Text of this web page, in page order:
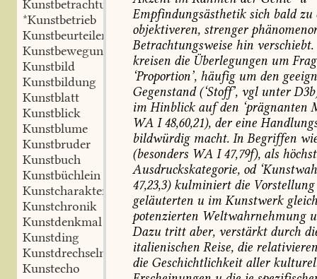
Kunstbetrachtung
*Kunstbetrieb
Kunstbeurteiler
Kunstbewegung
Kunstbild
Kunstbildung
Kunstblatt
Kunstblick
Kunstblume
Kunstbruder
Kunstbuch
Kunstbüchlein
Kunstcharakter
Kunstchronik
Kunstdenkmal
Kunstding
Kunstdrechseln
Kunstecho
Empfindungsästhetiksich baldzu
objektiveren, strenger
Betrachtungsweise hin verschiebt.
kreisen die Überlegungen um
‘Proportion’, häufigum den
Gegenstand(‘Stoff’, vglunter
im Hinblickaufden ‘prägnanten
WA I48,60,21), dereine
bildwürdigmacht. In Begriffen
(besonders WA I47,79f), als
Ausdruckskategorie, od
47,23,3)kulminiertdie Vorstellung
geläuterten u im Kunstwerk
potenzierten Weltwahrnehmungu
Dazu trittaber, verstärktdurch
italienischen Reise, die
die Geschichtlichkeitaller